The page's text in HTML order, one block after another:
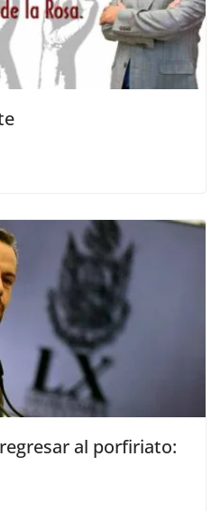
al porfiriato: